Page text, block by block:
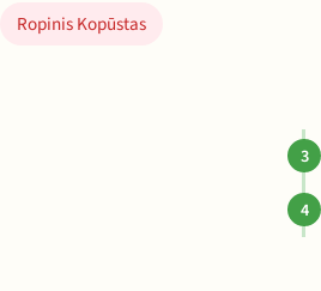
Ropinis Kopūstas